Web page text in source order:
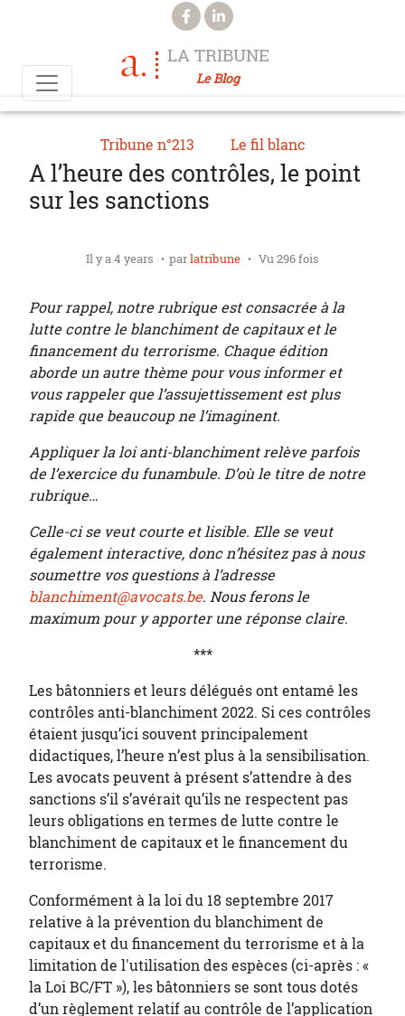
Aller au contenu principal
LA TRIBUNE
Le Blog
Tribune n°213 Le fil blanc
A l’heure des contrôles, le point
sur les sanctions
Il y a 4 years parlatribune Vu 296 fois
Pour rappel, notre rubrique est consacrée à la
lutte contre le blanchiment de capitaux et le
financement du terrorisme. Chaque édition
aborde un autre thème pour vous informer et
vous rappeler que l’assujettissement est plus
rapide que beaucoup ne l’imaginent.
Appliquer la loi anti-blanchiment relève parfois
de l’exercice du funambule. D’où le titre de notre
rubrique…
Celle-ci se veut courte et lisible. Elle se veut
également interactive, donc n’hésitez pas à nous
soumettre vos questions à l’adresse
blanchiment@avocats.be. Nous ferons le
maximum pour y apporter une réponse claire.
***
Les bâtonniers et leurs délégués ont entamé les
contrôles anti-blanchiment 2022. Si ces contrôles
étaient jusqu’ici souvent principalement
didactiques, l’heure n’est plus à la sensibilisation.
Les avocats peuvent à présent s’attendre à des
sanctions s’il s’avérait qu’ils ne respectent pas
leurs obligations en termes de lutte contre le
blanchiment de capitaux et le financement du
terrorisme.
Conformément à la loi du 18 septembre 2017
relative à la prévention du blanchiment de
capitaux et du financement du terrorisme et à la
limitation de l'utilisation des espèces (ci-après : «
la Loi BC/FT »), les bâtonniers se sont tous dotés
d’un règlement relatif au contrôle de l’application